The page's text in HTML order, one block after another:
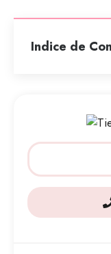
Indice de